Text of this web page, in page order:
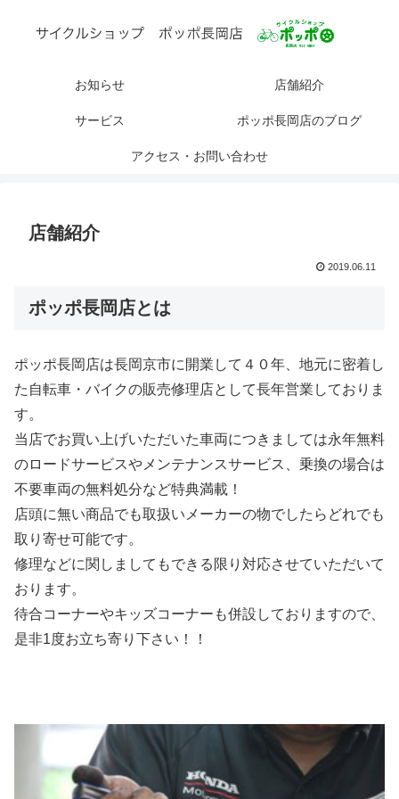
お知らせ 店舗紹介
サービス ポッポ長岡店のブログ
アクセス・お問い合わせ
店舗紹介
2019.06.11
ポッポ長岡店とは
ポッポ長岡店は長岡京市に開業して４０年、地元に密着し
た自転車・バイクの販売修理店として長年営業しておりま
す。
当店でお買い上げいただいた車両につきましては永年無料
のロードサービスやメンテナンスサービス、乗換の場合は
不要車両の無料処分など特典満載！
店頭に無い商品でも取扱いメーカーの物でしたらどれでも
取り寄せ可能です。
修理などに関しましてもできる限り対応させていただいて
おります。
待合コーナーやキッズコーナーも併設しておりますので、
是非1度お立ち寄り下さい！！